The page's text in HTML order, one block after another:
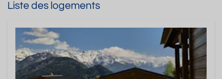
Liste des logements